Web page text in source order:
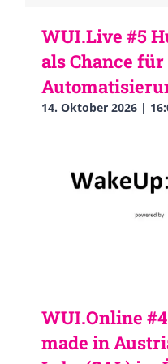
WUI.Live #5
als Chance für
14. Oktober 2026 |
WUI.Online
made in